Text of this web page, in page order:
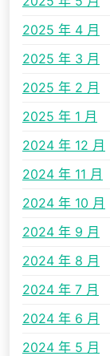
2025 年 4 月
2025 年 3 月
2025 年 2 月
2025 年 1 月
2024 年 12 月
2024 年 11 月
2024 年 10 月
2024 年 9 月
2024 年 8 月
2024 年 7 月
2024 年 6 月
2024 年 5 月